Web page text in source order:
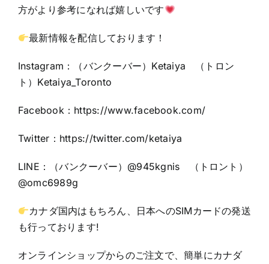
方がより参考になれば嬉しいです
最新情報を配信しております！
Instagram：（バンクーバー）Ketaiya （トロン
ト）Ketaiya_Toronto
Facebook：https://www.facebook.com/
Twitter：https://twitter.com/ketaiya
LINE：（バンクーバー）@945kgnis （トロント）
@omc6989g
カナダ国内はもちろん、日本へのSIMカードの発送
も行っております!
オンラインショップからのご注文で、簡単にカナダ